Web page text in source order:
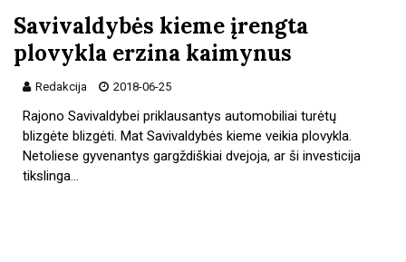
Savivaldybės kieme įrengta
plovykla erzina kaimynus
Redakcija 2018-06-25
Rajono Savivaldybei priklausantys automobiliai turėtų
blizgėte blizgėti. Mat Savivaldybės kieme veikia plovykla.
Netoliese gyvenantys gargždiškiai dvejoja, ar ši investicija
tikslinga…